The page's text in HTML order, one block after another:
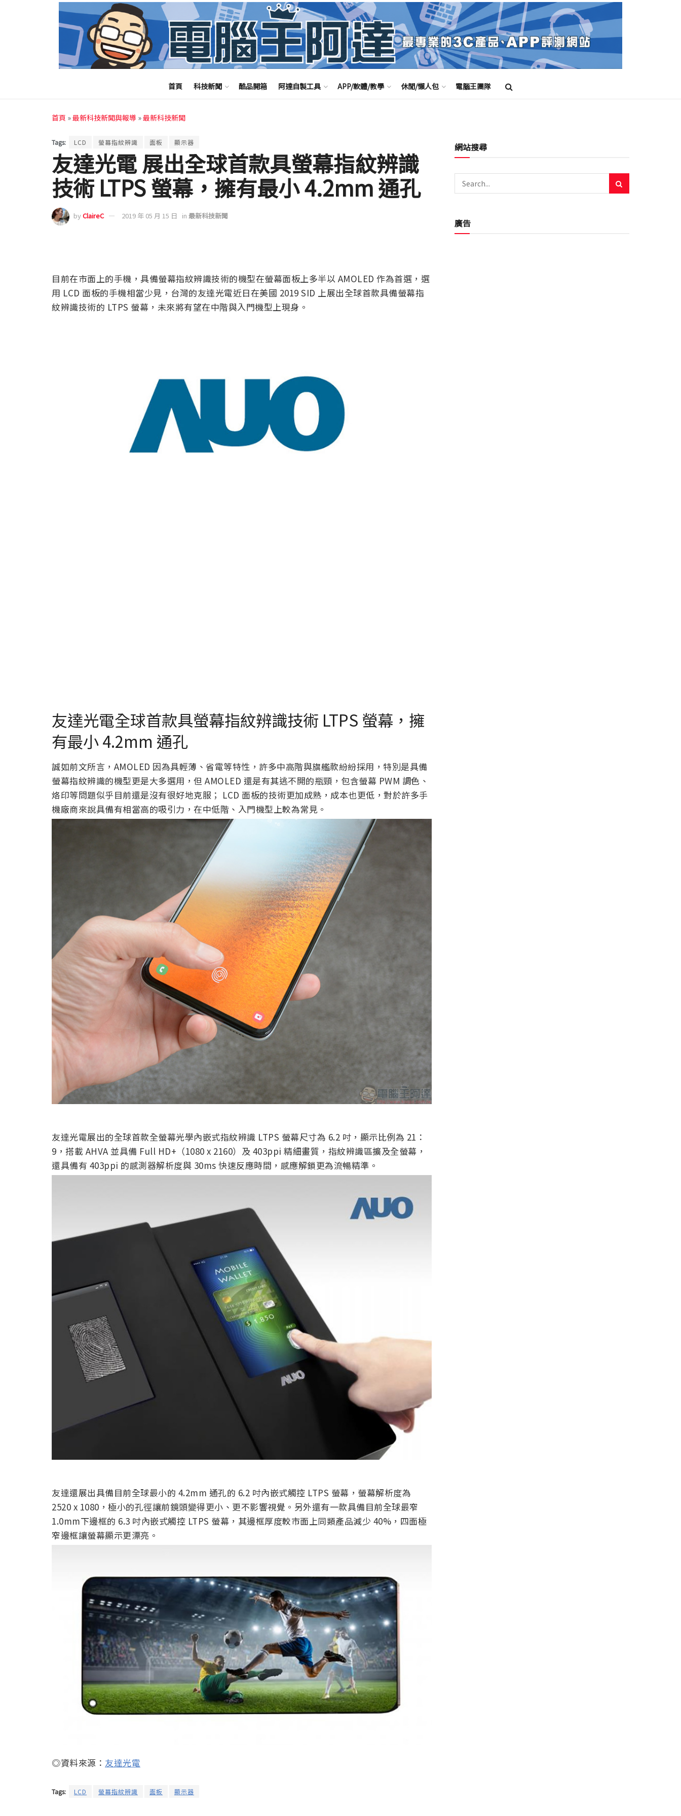
首頁 科技新聞 酷品開箱 阿達自製工具 APP/軟體/教學 休閒/懶人包 電腦王團隊
首頁 »最新科技新聞與報導 »最新科技新聞
Tags: LCD 螢幕指紋辨識 面板 顯示器
友達光電 展出全球首款具螢幕指紋辨識
技術 LTPS 螢幕，擁有最小 4.2mm 通孔
byClaireC 2019 年 05 月 15 日 in 最新科技新聞
目前在市面上的手機，具備螢幕指紋辨識技術的機型在螢幕面板上多半以 AMOLED 作為首選，選
用 LCD 面板的手機相當少見，台灣的友達光電近日在美國 2019 SID 上展出全球首款具備螢幕指
紋辨識技術的 LTPS 螢幕，未來將有望在中階與入門機型上現身。
友達光電全球首款具螢幕指紋辨識技術 LTPS 螢幕，擁
有最小 4.2mm 通孔
誠如前文所言，AMOLED 因為具輕薄、省電等特性，許多中高階與旗艦款紛紛採用，特別是具備
螢幕指紋辨識的機型更是大多選用，但 AMOLED 還是有其逃不開的瓶頸，包含螢幕 PWM 調色、
烙印等問題似乎目前還是沒有很好地克服； LCD 面板的技術更加成熟，成本也更低，對於許多手
機廠商來說具備有相當高的吸引力，在中低階、入門機型上較為常見。
友達光電展出的全球首款全螢幕光學內嵌式指紋辨識 LTPS 螢幕尺寸為 6.2 吋，顯示比例為 21：
9，搭載 AHVA 並具備 Full HD+（1080 x 2160）及 403ppi 精細畫質，指紋辨識區擴及全螢幕，
還具備有 403ppi 的感測器解析度與 30ms 快速反應時間，感應解鎖更為流暢精準。
友達還展出具備目前全球最小的 4.2mm 通孔的 6.2 吋內嵌式觸控 LTPS 螢幕，螢幕解析度為
2520 x 1080，極小的孔徑讓前鏡頭變得更小、更不影響視覺。另外還有一款具備目前全球最窄
1.0mm下邊框的 6.3 吋內嵌式觸控 LTPS 螢幕，其邊框厚度較市面上同類產品減少 40%，四面極
窄邊框讓螢幕顯示更漂亮。
◎資料來源： 友達光電
Tags: LCD 螢幕指紋辨識 面板 顯示器
網站搜尋
廣告